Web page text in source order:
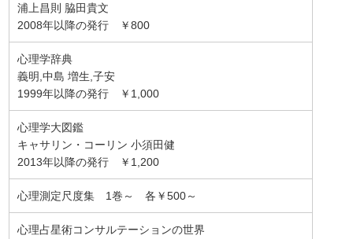
浦上昌則 脇田貴文
2008年以降の発行 ￥800
心理学辞典
義明,中島 増生,子安
1999年以降の発行 ￥1,000
心理学大図鑑
キャサリン・コーリン 小須田健
2013年以降の発行 ￥1,200
心理測定尺度集 1巻～ 各￥500～
心理占星術コンサルテーションの世界